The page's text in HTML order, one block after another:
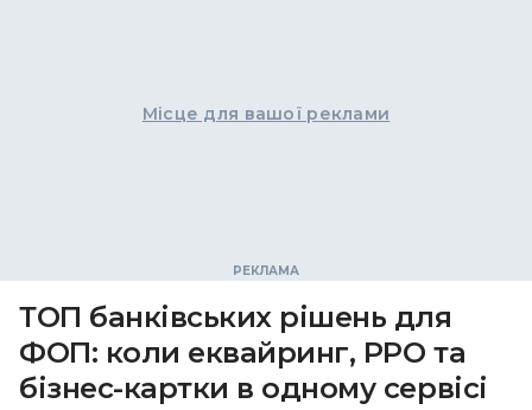
Місце для вашої реклами
ТОП банківських рішень для
ФОП: коли еквайринг, РРО та
бізнес-картки в одному сервісі